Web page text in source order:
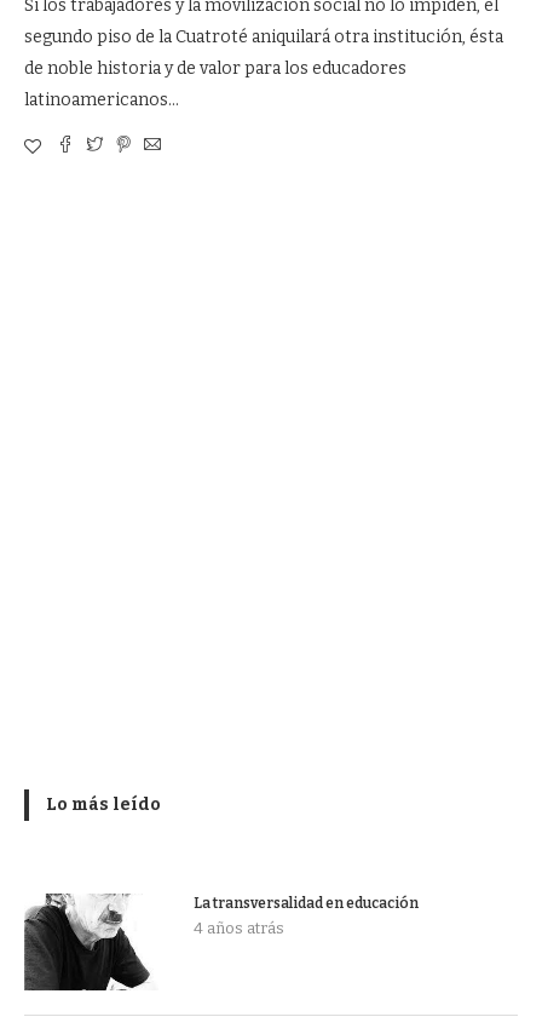
Si los trabajadores y la movilización social no lo impiden, el
segundo piso de la Cuatroté aniquilará otra institución, ésta
de noble historia y de valor para los educadores
latinoamericanos…
Lo más leído
La transversalidad en educación
4 años atrás